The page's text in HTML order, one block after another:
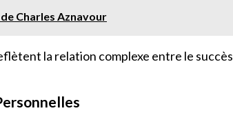
Charles Aznavour
la relation complexe entre le